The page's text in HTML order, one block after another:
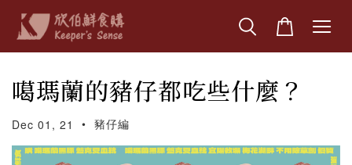
噶瑪蘭的豬仔都吃些什麼？
Dec 01, 21 • 豬仔編